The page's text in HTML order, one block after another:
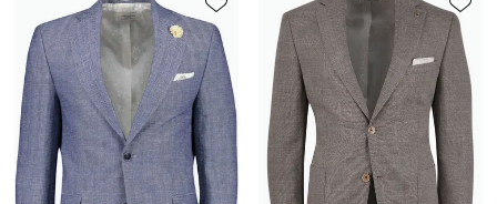
Toevoegen aan favorieten